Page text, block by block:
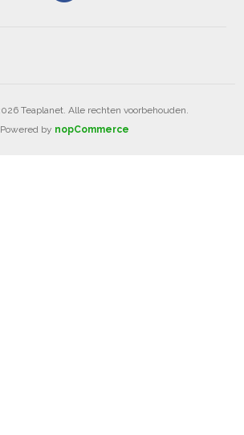
Teaplanet. Alle rechten voorbehouden.
Powered by nopCommerce